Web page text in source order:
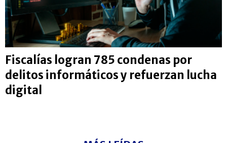
Fiscalías logran 785 condenas por
delitos informáticos y refuerzan lucha
digital